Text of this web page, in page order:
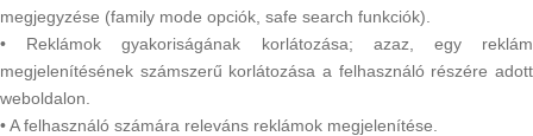
megjegyzése (family mode opciók, safe search funkciók).
• Reklámok gyakoriságának korlátozása; azaz, egy reklám
megjelenítésének számszerű korlátozása a felhasználó részére adott
weboldalon.
• A felhasználó számára releváns reklámok megjelenítése.